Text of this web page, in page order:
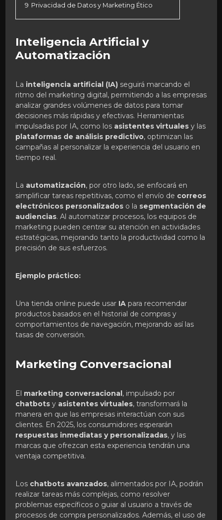
9 Privacidad de Datos y Marketing Ético
Inteligencia Artificial y
Automatización
La inteligencia artificial (IA)seguirá marcando el
ritmo del marketing digital, permitiendo a las empresas
analizar grandes volúmenes de datos para tomar
decisiones más rápidas y efectivas. Herramientas
impulsadas por IA, como los asistentes virtualesy las
plataformas de análisis predictivo, optimizan las
campañas al personalizar la experiencia del usuario en
tiempo real.
La automatización, por otro lado, se enfocará en
simplificar tareas repetitivas, como el envío de correos
electrónicos personalizadoso la segmentación de
audiencias. Al automatizar procesos, los equipos de
marketing pueden centrar su atención en actividades
estratégicas, mejorando tanto la productividad como la
precisión de sus esfuerzos.
Ejemplo práctico:
Una tienda online puede usar IApara recomendar
productos basados en el historial de compras y
comportamientos de navegación, mejorando así las
tasas de conversión.
Marketing Conversacional
El marketing conversacional, impulsado por
chatbotsy asistentes virtuales, transformará la
manera en que las empresas interactúan con sus
clientes. En 2025, los consumidores esperarán
respuestas inmediatas y personalizadas, y las
marcas que ofrezcan esta experiencia tendrán una
ventaja competitiva.
Los chatbots avanzados, alimentados por IA, podrán
realizar tareas más complejas, como resolver
problemas específicos o guiar al usuario a través de
procesos de compra personalizados. Además, el uso de